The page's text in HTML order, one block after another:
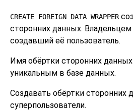
CREATE FOREIGN DATA WRAPPER
сторонних данных.
создавший её пользователь.
Имя обёртки сторонних
уникальным в базе данных.
Создавать обёртки сторонних
суперпользователи.